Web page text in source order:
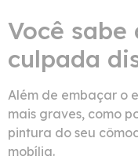
Você
culpada
Além de embaçar o
mais graves, como
pintura do seu
mobília.